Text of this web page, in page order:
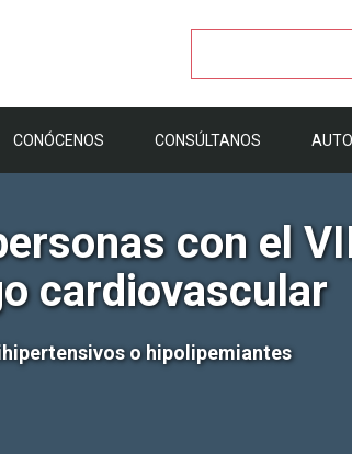
CONÓCENOS CONSÚLTANOS
con el
cardiovascular
o hipolipemiantes